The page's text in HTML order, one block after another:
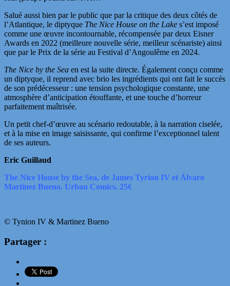
Salué aussi bien par le public que par la critique des deux côtés de
l’Atlantique, le diptyque The Nice House on the Lake s’est imposé
comme une œuvre incontournable, récompensée par deux Eisner
Awards en 2022 (meilleure nouvelle série, meilleur scénariste) ainsi
que par le Prix de la série au Festival d’Angoulême en 2024.
The Nice by the Sea en est la suite directe. Également conçu comme
un diptyque, il reprend avec brio les ingrédients qui ont fait le succès
de son prédécesseur : une tension psychologique constante, une
atmosphère d’anticipation étouffante, et une touche d’horreur
parfaitement maîtrisée.
Un petit chef-d’œuvre au scénario redoutable, à la narration ciselée,
et à la mise en image saisissante, qui confirme l’exceptionnel talent
de ses auteurs.
Eric Guillaud
The Nice House by the Sea, de James Tyrion IV et Álvaro
Martinez Bueno. Urban Comics. 25€
© Tynion IV & Martinez Bueno
Partager :